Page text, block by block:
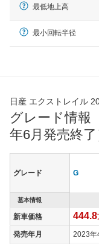
最低地上高
最小回転半径
日産 エクストレイル
グレード情報
年6月発売終了
グレード G
基本情報
新車価格 444.8
発売年月 2023年